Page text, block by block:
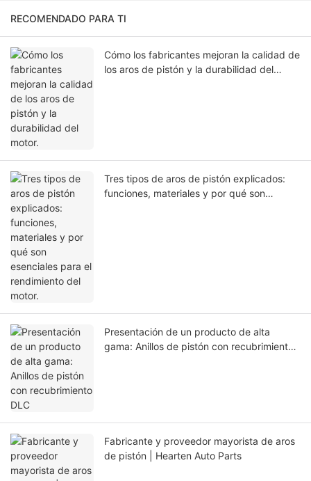
RECOMENDADO PARA TI
Cómo los fabricantes mejoran la calidad de
los aros de pistón y la durabilidad del
Tres tipos de aros de pistón explicados:
funciones, materiales y por qué son
Presentación de un producto de alta
gama: Anillos de pistón con recubrimiento
Fabricante y proveedor mayorista de aros
de pistón | Hearten Auto Parts